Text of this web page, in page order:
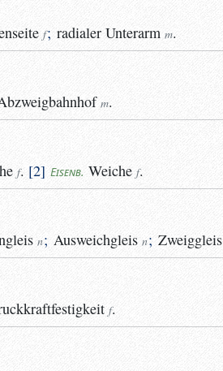
f; radialer Unterarm m.
m.
f. 2 Eisenb. Weiche f.
n; Ausweichgleis n; Zweiggleis
f.